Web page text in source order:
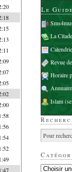
Le
La
Revue
Horaire
Islam